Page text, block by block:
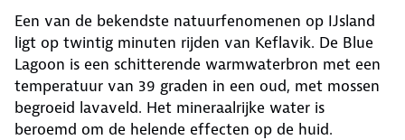
Een van de bekendste natuurfenomenen op IJsland
ligt op twintig minuten rijden van Keflavik. De Blue
Lagoon is een schitterende warmwaterbron met een
temperatuur van 39 graden in een oud, met mossen
begroeid lavaveld. Het mineraalrijke water is
beroemd om de helende effecten op de huid.